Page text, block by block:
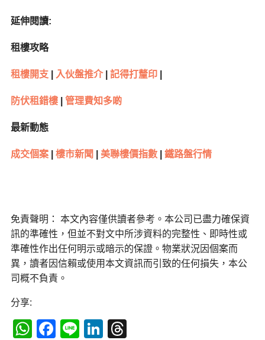
延伸閱讀:
租樓攻略
租樓開支 入伙盤推介 記得打釐印
防伏租錯樓 管理費知多啲
最新動態
成交個案 樓市新聞 美聯樓價指數 鐵路盤行情
免責聲明： 本文內容僅供讀者參考。本公司已盡力確保資
訊的準確性，但並不對文中所涉資料的完整性、即時性或
準確性作出任何明示或暗示的保證。物業狀況因個案而
異，讀者因信賴或使用本文資訊而引致的任何損失，本公
司概不負責。
分享:
WhatsApp
Facebook
LineLinkedIn